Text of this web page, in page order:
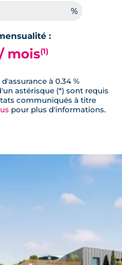
:
mois(1)
à 0.34 %
astérisque (*) sont requis
communiqués à titre
pour plus d'informations.